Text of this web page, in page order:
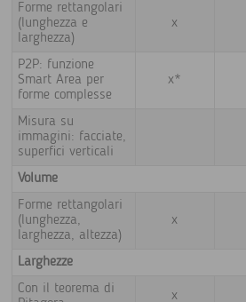
Forme rettangolari
(lunghezza e
larghezza)
x
P2P: funzione
Smart Area per
forme complesse
x*
Misura su
immagini: facciate,
superfici verticali
Volume
Forme rettangolari
(lunghezza,
larghezza, altezza)
x
Larghezze
Con il teorema di
x